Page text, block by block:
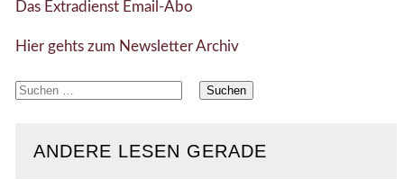
Das Extradienst Email-Abo
Hier gehts zum Newsletter Archiv
Suchen
ANDERE LESEN GERADE